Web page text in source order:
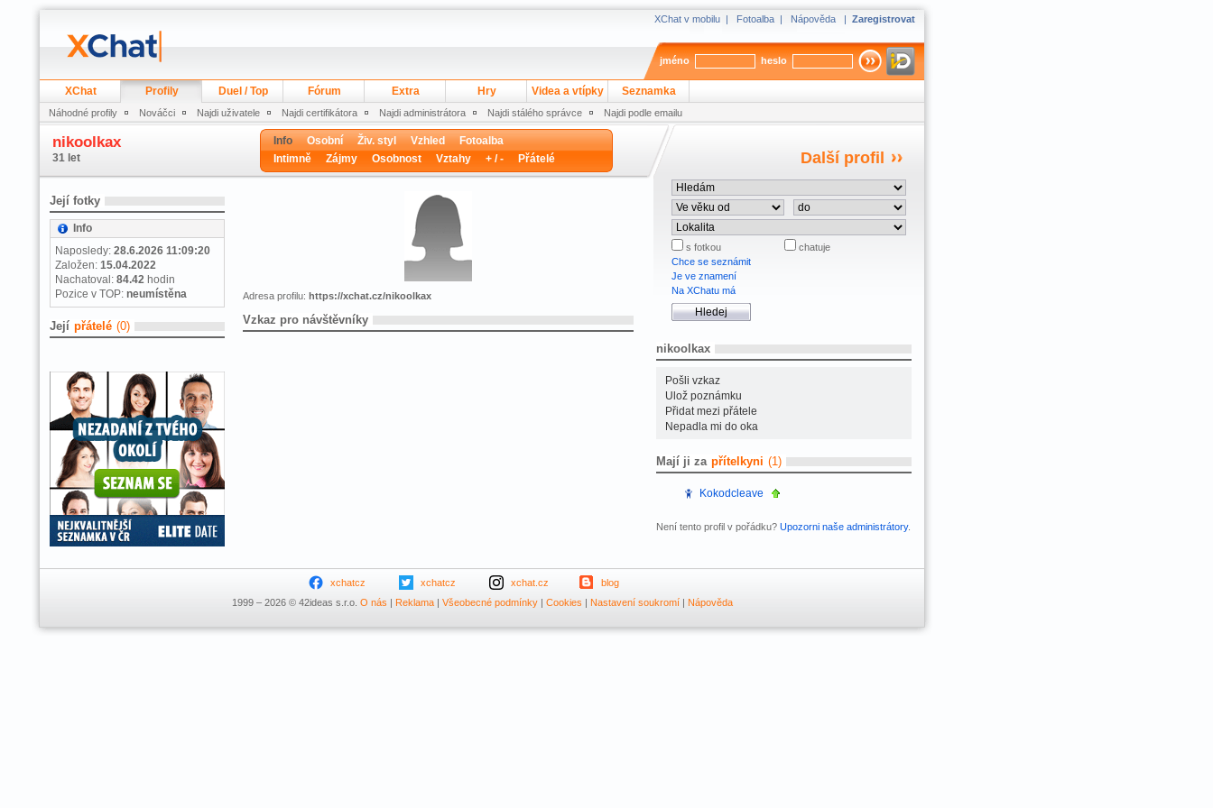
XChat v mobilu | Fotoalba | Nápověda | Zaregistrovat
jméno heslo
XChat Profily Duel / Top Fórum Extra Hry Videa a vtípky Seznamka
Náhodné profily Nováčci Najdi uživatele Najdi certifikátora Najdi administrátora Najdi stálého správce Najdi podle emailu
nikoolkax
31 let
Info Osobní Živ. styl Vzhled
Fotoalba
Intimně
Zájmy Osobnost Vztahy + / - Přátelé Další profil
Její fotky
Info
Naposledy: 28.6.2026 11:09:20
Založen: 15.04.2022
Nachatoval: 84.42 hodin
Pozice v TOP: neumístěna
Její přátelé (0)
Adresa profilu: https://xchat.cz/nikoolkax
Vzkaz pro návštěvníky
s fotkou
chatuje
Chce se seznámit
Je ve znamení
Na XChatu má
nikoolkax
Pošli vzkaz
Ulož poznámku
Přidat mezi přátele
Nepadla mi do oka
Mají ji za přítelkyni (1)
Kokodcleave
Není tento profil v pořádku? Upozorni naše administrátory.
xchatcz xchatcz xchat.cz
blog
1999 – 2026 © 42ideas s.r.o. O nás | Reklama| Všeobecné podmínky| Cookies | Nastavení soukromí| Nápověda